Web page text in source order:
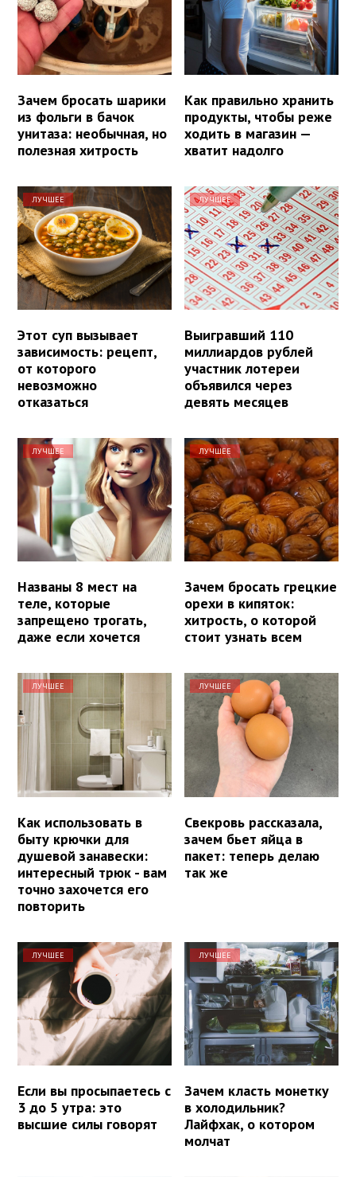
Зачем бросать шарики
из фольги в бачок
унитаза: необычная, но
полезная хитрость
Как правильно хранить
продукты, чтобы реже
ходить в магазин —
хватит надолго
ЛУЧШЕЕ
Этот суп вызывает
зависимость: рецепт,
от которого
невозможно
отказаться
ЛУЧШЕЕ
Выигравший 110
миллиардов рублей
участник лотереи
объявился через
девять месяцев
ЛУЧШЕЕ
Названы 8 мест на
теле, которые
запрещено трогать,
даже если хочется
ЛУЧШЕЕ
Зачем бросать грецкие
орехи в кипяток:
хитрость, о которой
стоит узнать всем
ЛУЧШЕЕ
Как использовать в
быту крючки для
душевой занавески:
интересный трюк - вам
точно захочется его
повторить
ЛУЧШЕЕ
Свекровь рассказала,
зачем бьет яйца в
пакет: теперь делаю
так же
ЛУЧШЕЕ
Если вы просыпаетесь с
3 до 5 утра: это
высшие силы говорят
ЛУЧШЕЕ
Зачем класть монетку
в холодильник?
Лайфхак, о котором
молчат